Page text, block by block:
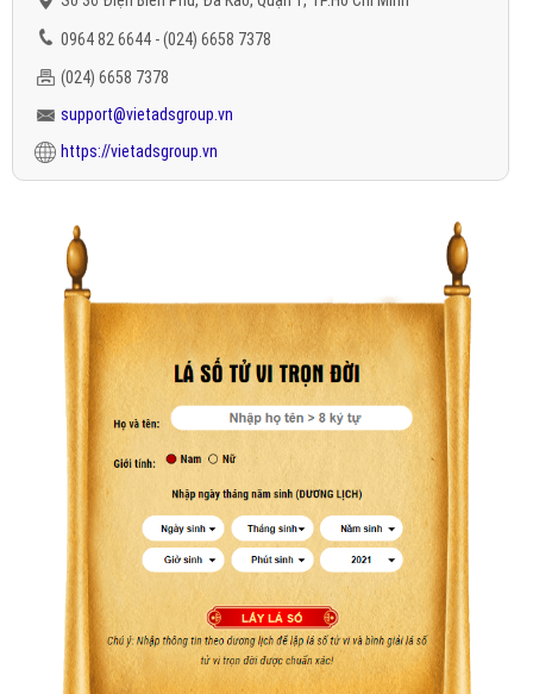
0964 82 6644 - (024) 6658 7378
(024) 6658 7378
support@vietadsgroup.vn
https://vietadsgroup.vn